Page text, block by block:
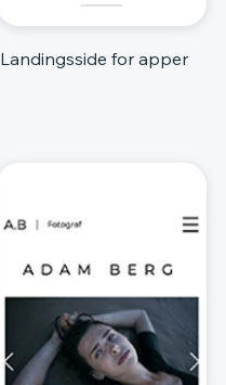
Landingsside for apper